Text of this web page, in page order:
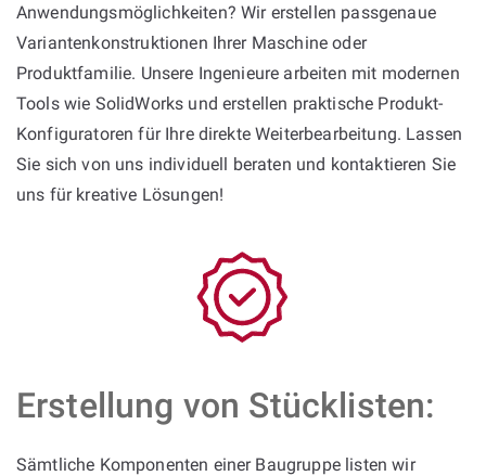
Anwendungsmöglichkeiten? Wir erstellen passgenaue
Variantenkonstruktionen Ihrer Maschine oder
Produktfamilie. Unsere Ingenieure arbeiten mit modernen
Tools wie SolidWorks und erstellen praktische Produkt-
Konfiguratoren für Ihre direkte Weiterbearbeitung. Lassen
Sie sich von uns individuell beraten und kontaktieren Sie
uns für kreative Lösungen!
Erstellung von Stücklisten:
Sämtliche Komponenten einer Baugruppe listen wir